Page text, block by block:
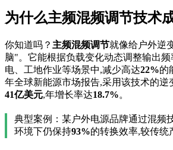
为什么主频混频调节技术
你知道吗？ 主频混频调节就像给户外逆
脑"。它能根据负载变化动态调整输出
电、工地作业等场景中,减少高达22%的
年全球新能源市场报告,采用该技术的逆
41亿美元,年增长率达18.7%。
典型案例：某户外电源品牌通过混频
环境下仍保持93%的转换效率,较传统